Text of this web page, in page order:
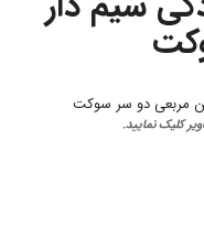
کلیک نمایید.